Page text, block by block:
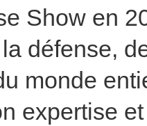
Show en
défense,
monde
expertise